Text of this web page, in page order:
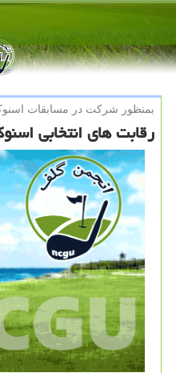
بمنظور شركت در مسابقات
رقابت های انتخابی